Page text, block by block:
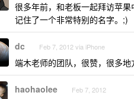
很多年前，和老板一起拜访苹
记住了一个非常特别的名字。;)
dc Feb 7, 2012 via iPhone
端木老师的团队，很赞，很多地
haohaolee Feb 7, 2012